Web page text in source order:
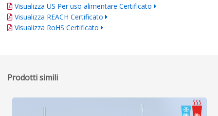
Visualizza US Per uso alimentare Certificato
Visualizza REACH Certificato
Visualizza RoHS Certificato
Prodotti simili